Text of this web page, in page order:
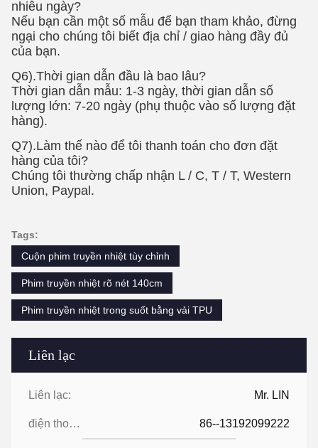
HƠI)
4. Đặt thiết kế lên vải của bạn (màu cuối cùng lên
trên)
5. Nhấn bàn ủi xuống với áp lực chắc chắn để
130 độĐộ C với10-15 giây.
6. Bóc lớp màng trong suốt trên bề mặt của nó.(
lạnh )
Sức mạnh nhà máy